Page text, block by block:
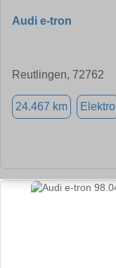
Audi e-tron
Reutlingen, 72762
24.467 km Elektro